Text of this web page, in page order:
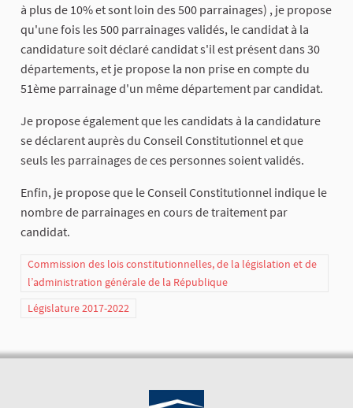
à plus de 10% et sont loin des 500 parrainages) , je propose
qu'une fois les 500 parrainages validés, le candidat à la
candidature soit déclaré candidat s'il est présent dans 30
départements, et je propose la non prise en compte du
51ème parrainage d'un même département par candidat.
Je propose également que les candidats à la candidature
se déclarent auprès du Conseil Constitutionnel et que
seuls les parrainages de ces personnes soient validés.
Enfin, je propose que le Conseil Constitutionnel indique le
nombre de parrainages en cours de traitement par
candidat.
Commission des lois constitutionnelles, de la législation et de
l’administration générale de la République
Législature 2017-2022